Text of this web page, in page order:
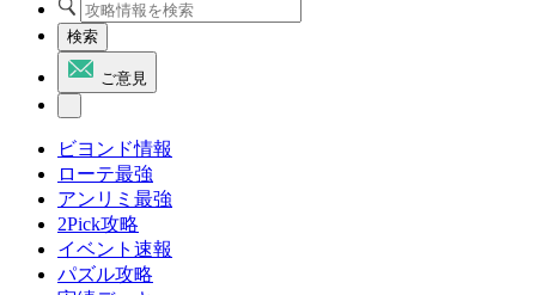
検索
ご意見
ビヨンド情報
ローテ最強
アンリミ最強
2Pick攻略
イベント速報
パズル攻略